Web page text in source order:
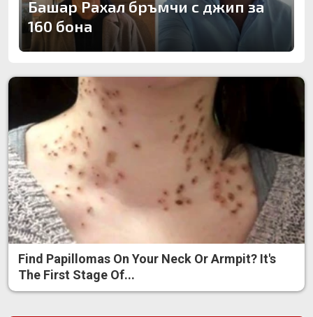
Башар Рахал бръмчи с джип за
160 бона
Find Papillomas On Your Neck Or Armpit? It's
The First Stage Of...